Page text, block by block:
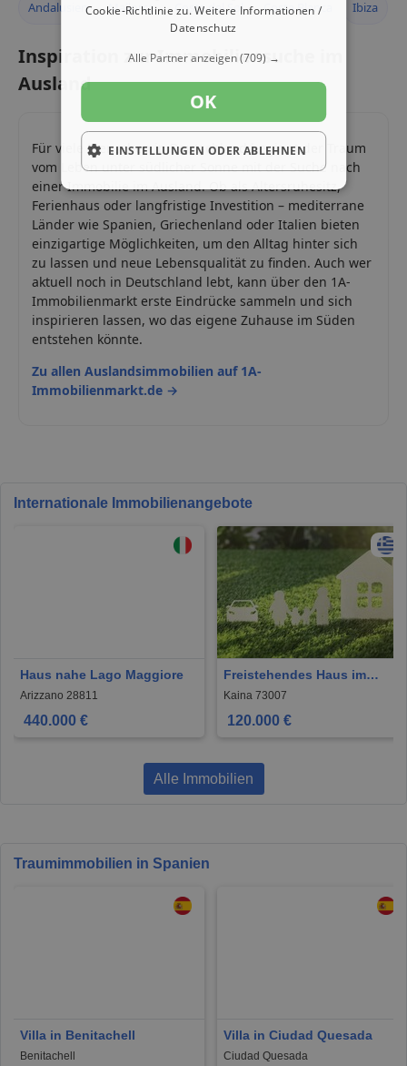
Andalusien Mallorca Costa del Sol Costa Blanca Ibiza
Inspiration zur Immobiliensuche im
Ausland
Für viele Menschen in Deutschland beginnt der Traum
vom Leben unter südlicher Sonne mit der Suche nach
einer Immobilie im Ausland. Ob als Altersruhesitz,
Ferienhaus oder langfristige Investition – mediterrane
Länder wie Spanien, Griechenland oder Italien bieten
einzigartige Möglichkeiten, um den Alltag hinter sich
zu lassen und neue Lebensqualität zu finden. Auch wer
aktuell noch in Deutschland lebt, kann über den 1A-
Immobilienmarkt erste Eindrücke sammeln und sich
inspirieren lassen, wo das eigene Zuhause im Süden
entstehen könnte.
Zu allen Auslandsimmobilien auf 1A-
Immobilienmarkt.de →
Internationale Immobilienangebote
Haus nahe Lago Maggiore
Arizzano 28811
440.000 €
Freistehendes Haus im
ruhigen Dorf Kaina
Kaina 73007
120.000 €
Alle Immobilien
Traumimmobilien in Spanien
Villa in Benitachell
Benitachell
Villa in Ciudad Quesada
Ciudad Quesada
Cookie-Richtlinie zu.Weitere Informationen /
Datenschutz
Alle Partner anzeigen(709) →
OK
EINSTELLUNGEN ODER ABLEHNEN